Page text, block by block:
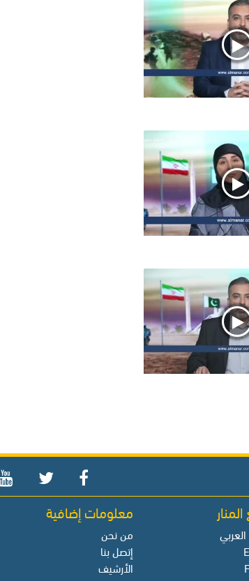
معلومات إضافية
من نحن
إتصل بنا
الأرشيف